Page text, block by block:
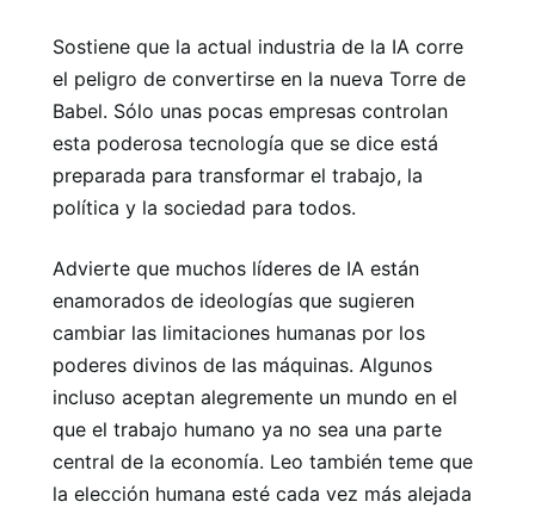
Sostiene que la actual industria de la IA corre
el peligro de convertirse en la nueva Torre de
Babel. Sólo unas pocas empresas controlan
esta poderosa tecnología que se dice está
preparada para transformar el trabajo, la
política y la sociedad para todos.
Advierte que muchos líderes de IA están
enamorados de ideologías que sugieren
cambiar las limitaciones humanas por los
poderes divinos de las máquinas. Algunos
incluso aceptan alegremente un mundo en el
que el trabajo humano ya no sea una parte
central de la economía. Leo también teme que
la elección humana esté cada vez más alejada